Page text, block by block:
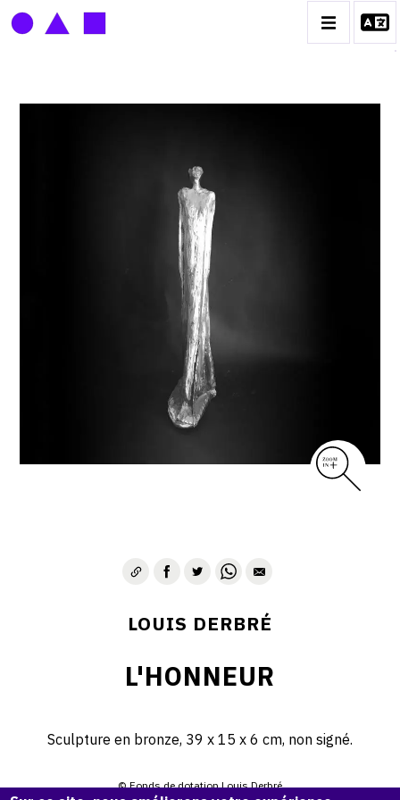
LOUIS DERBRÉ
BIOGRAPHIE
CATALOGUE DES OEUVRES
CONTACT
LOUIS DERBRÉ
L'HONNEUR
Sculpture en bronze, 39 x 15 x 6 cm, non signé.
© Fonds de dotation Louis Derbré